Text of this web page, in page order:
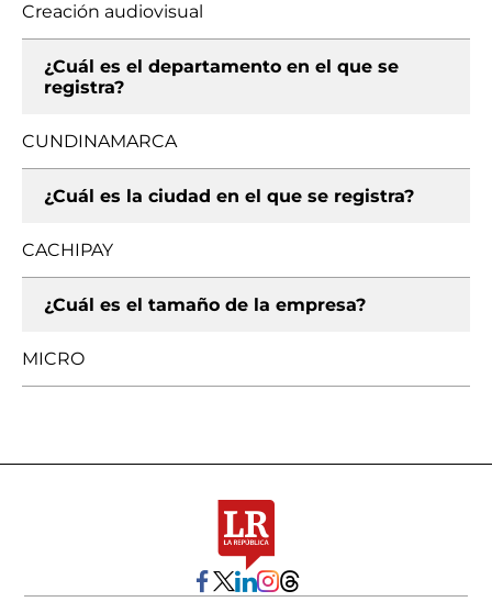
Creación audiovisual
¿Cuál es el departamento en el que se
registra?
CUNDINAMARCA
¿Cuál es la ciudad en el que se registra?
CACHIPAY
¿Cuál es el tamaño de la empresa?
MICRO